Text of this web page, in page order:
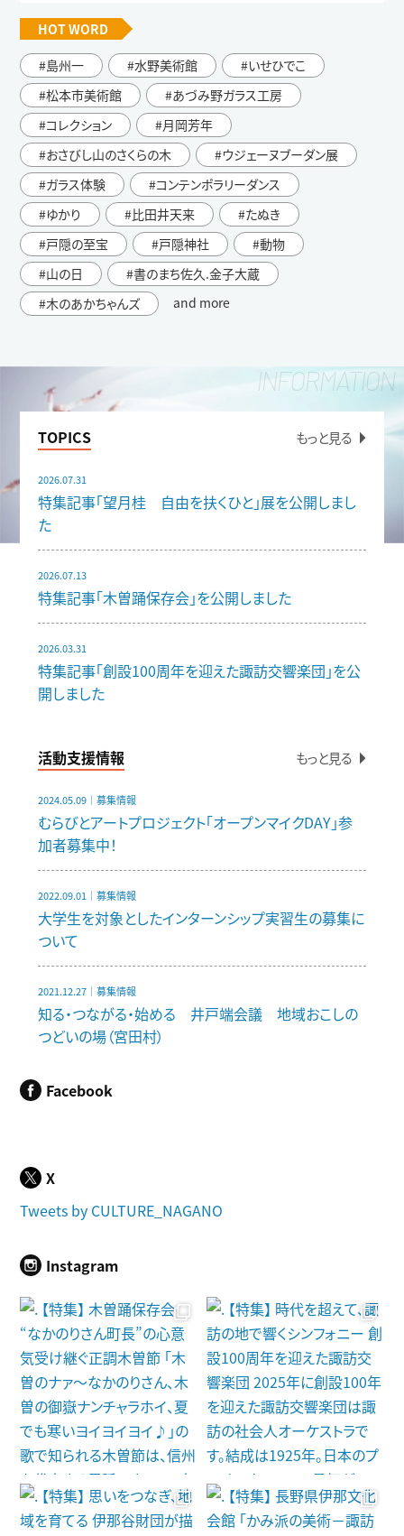
HOT WORD
島州一
水野美術館
いせひでこ
松本市美術館
あづみ野ガラス工房
コレクション
月岡芳年
おさびし山のさくらの木
ウジェーヌブーダン展
ガラス体験
コンテンポラリーダンス
ゆかり
比田井天来
たぬき
戸隠の至宝
戸隠神社
動物
山の日
書のまち佐久.金子大蔵
木のあかちゃんズ
and more
TOPICS
2026.07.31
特集記事「望月桂 自由を扶くひと」展を公開しまし
た
2026.07.13
特集記事「木曽踊保存会」を公開しました
2026.03.31
特集記事「創設100周年を迎えた諏訪交響楽団」を公
開しました
もっと見る
活動支援情報
2024.05.09｜募集情報
むらびとアートプロジェクト「オープンマイクDAY」参
加者募集中！
2022.09.01｜募集情報
大学生を対象としたインターンシップ実習生の募集に
ついて
2021.12.27｜募集情報
知る・つながる・始める 井戸端会議 地域おこしの
つどいの場（宮田村）
もっと見る
Facebook
X
Tweets by CULTURE_NAGANO
Instagram